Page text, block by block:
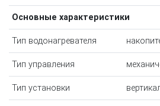
Основные характеристики
Тип водонагревателя
Тип управления
Тип установки